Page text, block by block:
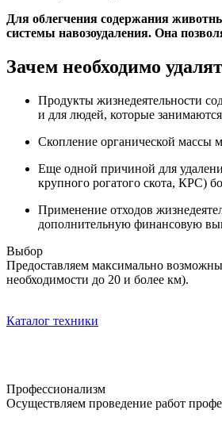
Для облегчения содержания
системы навозоудаления. Она
Зачем необходимо
Продукты жизнедеятельности
и для людей, которые
Скопление органической массы
Еще одной причиной для
крупного рогатого скота, КРС)
Применение отходов
дополнительную финансовую
Выбор
Предоставляем максимально
необходимости до 20 и более км).
Каталог техники
Профессионализм
Осуществляем проведение работ